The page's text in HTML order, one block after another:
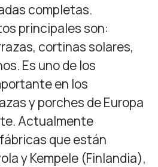
completas.
principales son:
cortinas solares,
Es uno de los
en los
y porches de Europa
Actualmente
que están
y Kempele (Finlandia),